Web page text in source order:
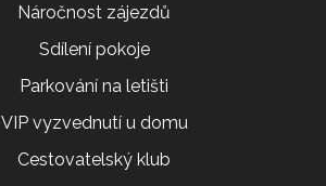
Náročnost zájezdů
Sdílení pokoje
Parkování na letišti
VIP vyzvednutí u domu
Cestovatelský klub